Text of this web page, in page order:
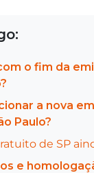
o fim da
a nova
Paulo?
de SP
e